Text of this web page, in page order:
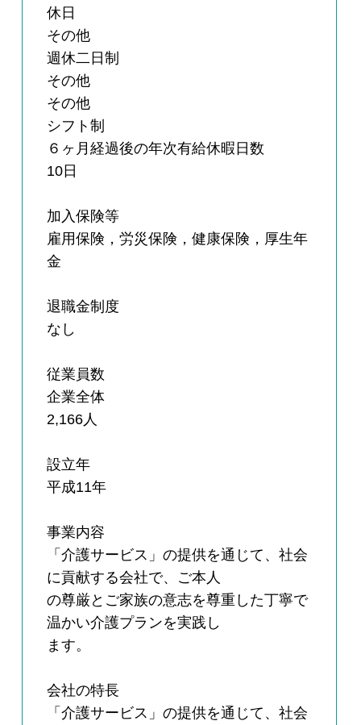
休日
その他
週休二日制
その他
その他
シフト制
６ヶ月経過後の年次有給休暇日数
10日
加入保険等
雇用保険，労災保険，健康保険，厚生年
金
退職金制度
なし
従業員数
企業全体
2,166人
設立年
平成11年
事業内容
「介護サービス」の提供を通じて、社会
に貢献する会社で、ご本人
の尊厳とご家族の意志を尊重した丁寧で
温かい介護プランを実践し
ます。
会社の特長
「介護サービス」の提供を通じて、社会